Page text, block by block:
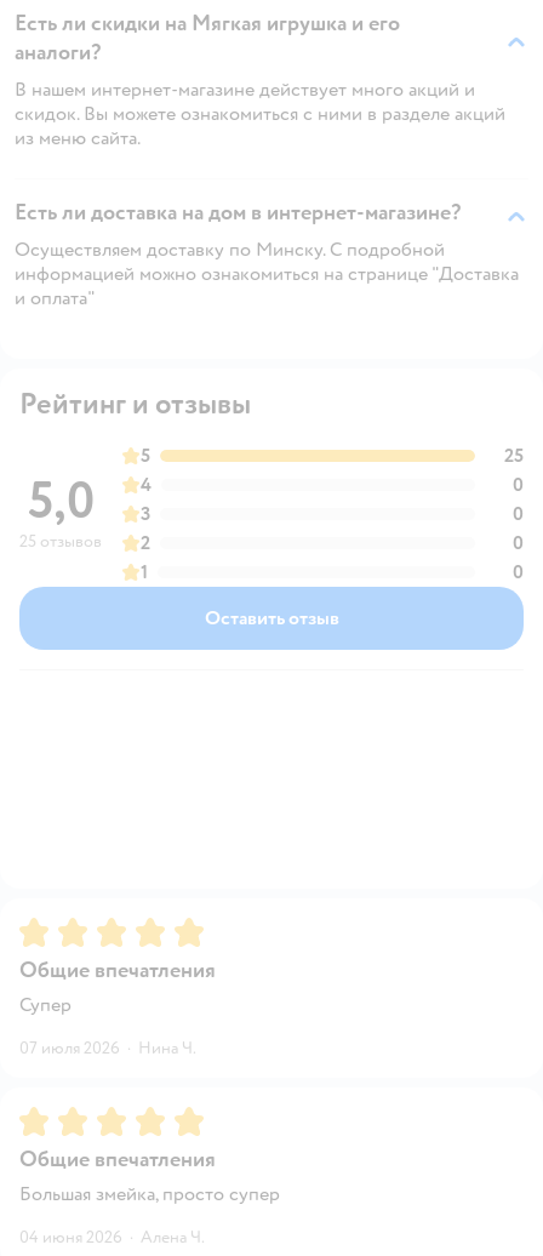
Есть ли скидки на Мягкая игрушка и его
аналоги?
В нашем интернет-магазине действует много акций и
скидок. Вы можете ознакомиться с ними в разделе акций
из меню сайта.
Есть ли доставка на дом в интернет-магазине?
Осуществляем доставку по Минску. С подробной
информацией можно ознакомиться на странице "Доставка
и оплата"
Рейтинг и отзывы
5,0
25 отзывов
5
25
4
0
3
0
2
0
1
0
Оставить отзыв
Рейтинг:5
Общие впечатления
Супер
07 июля 2026 · Нина Ч.
Рейтинг:5
Общие впечатления
Большая змейка, просто супер
04 июня 2026 · Алена Ч.